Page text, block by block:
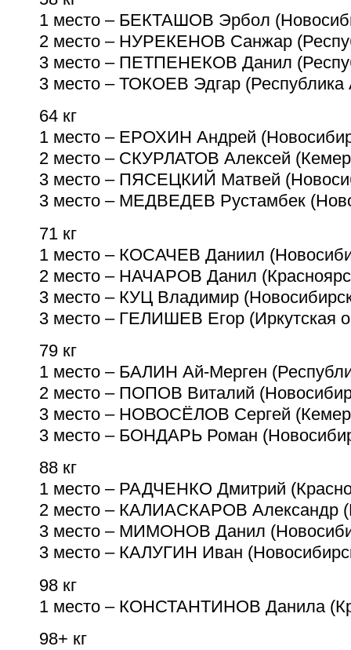
1 место – БЕКТАШОВ Эрбол
2 место – НУРЕКЕНОВ Санжар
3 место – ПЕТПЕНЕКОВ Данил
3 место – ТОКОЕВ Эдгар
64 кг
1 место – ЕРОХИН Андрей
2 место – СКУРЛАТОВ Алексей
3 место – ПЯСЕЦКИЙ Матвей
3 место – МЕДВЕДЕВ Рустамбек
71 кг
1 место – КОСАЧЕВ Даниил
2 место – НАЧАРОВ Данил
3 место – КУЦ Владимир
3 место – ГЕЛИШЕВ Егор (Иркутская
79 кг
1 место – БАЛИН Ай-Мерген
2 место – ПОПОВ Виталий
3 место – НОВОСЁЛОВ Сергей
3 место – БОНДАРЬ Роман
88 кг
1 место – РАДЧЕНКО Дмитрий
2 место – КАЛИАСКАРОВ Александр
3 место – МИМОНОВ Данил
3 место – КАЛУГИН Иван
98 кг
1 место – КОНСТАНТИНОВ Данила
98+ кг